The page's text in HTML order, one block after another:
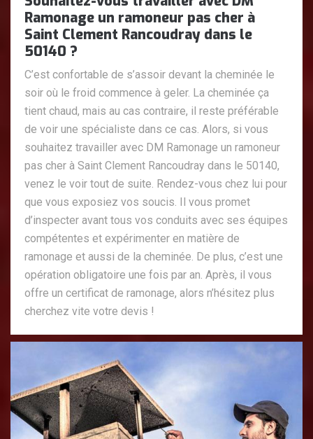
Ramonage un ramoneur pas cher à
Saint Clement Rancoudray dans le
50140 ?
C’est confortable de s’assoir devant la cheminée le
soir où le froid commence à geler. La cheminée ça
tient chaud, mais au cas contraire, il reste préférable
de voir une spécialiste dans ce cas. Alors, si vous
souhaitez travailler avec DM Ramonage un ramoneur
pas cher à Saint Clement Rancoudray dans le 50140,
venez le voir tout de suite. Rendez-vous chez lui pour
que vous exposiez vos soucis. Il vous promet
d’inspecter avant tous vos conduits avec ses équipes
compétentes et expérimenter en matière de
ramonage et aussi de la cheminée. De plus, c’est une
opération obligatoire une fois par an. Après, il vous
offre un certificat de ramonage, alors n’hésitez plus
cherchez vite votre devis !